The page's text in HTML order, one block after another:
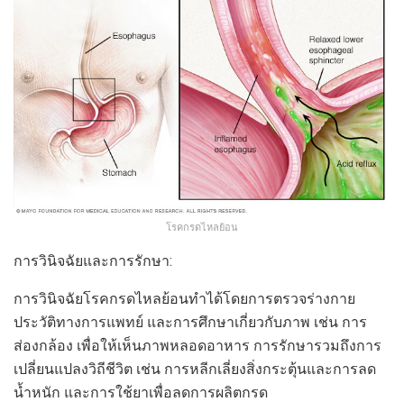
โรคกรดไหลย้อน
การวินิจฉัยและการรักษา:
การวินิจฉัยโรคกรดไหลย้อนทำได้โดยการตรวจร่างกาย
ประวัติทางการแพทย์ และการศึกษาเกี่ยวกับภาพ เช่น การ
ส่องกล้อง เพื่อให้เห็นภาพหลอดอาหาร การรักษารวมถึงการ
เปลี่ยนแปลงวิถีชีวิต เช่น การหลีกเลี่ยงสิ่งกระตุ้นและการลด
น้ำหนัก และการใช้ยาเพื่อลดการผลิตกรด